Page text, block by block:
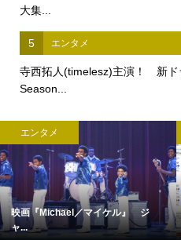
大集...
5 エンタメ
寺西拓人(timelesz)主演！ 新ド
Season...
エンタメ
映画『Michael／マイケル』 ジ
ャ...